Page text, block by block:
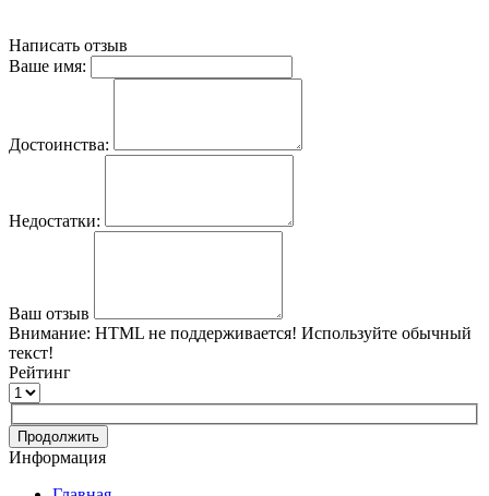
Написать отзыв
Ваше имя:
Достоинства:
Недостатки:
Ваш отзыв
Внимание: HTML не поддерживается! Используйте обычный
текст!
Рейтинг
Продолжить
Информация